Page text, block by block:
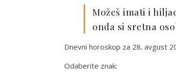
Možeš imati i
onda si sretna
Dnevni horoskop za 28. avgust
Odaberite znak: